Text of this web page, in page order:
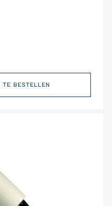
TE BESTELLEN